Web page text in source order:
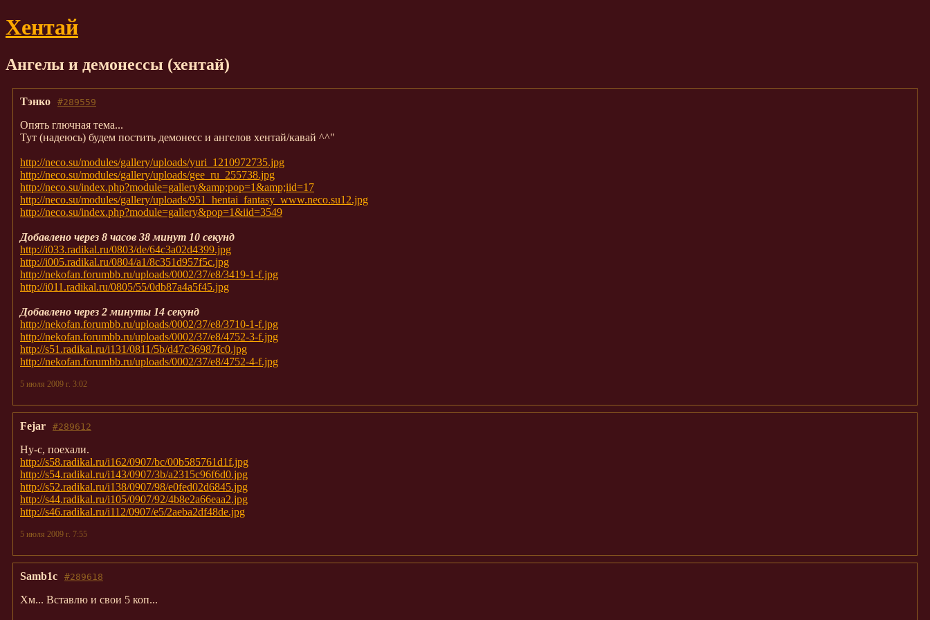
Хентай
Ангелы и демонессы (хентай)
#289559
Тэнко
Опять глючная тема...
Тут (надеюсь) будем постить демонесс и ангелов хентай/кавай ^^"
http://neco.su/modules/gallery/uploads/yuri_1210972735.jpg
http://neco.su/modules/gallery/uploads/gee_ru_255738.jpg
http://neco.su/index.php?module=gallery&amp;pop=1&amp;iid=17
http://neco.su/modules/gallery/uploads/951_hentai_fantasy_www.neco.su12.jpg
http://neco.su/index.php?module=gallery&pop=1&iid=3549
Добавлено через 8 часов 38 минут 10 секунд
http://i033.radikal.ru/0803/de/64c3a02d4399.jpg
http://i005.radikal.ru/0804/a1/8c351d957f5c.jpg
http://nekofan.forumbb.ru/uploads/0002/37/e8/3419-1-f.jpg
http://i011.radikal.ru/0805/55/0db87a4a5f45.jpg
Добавлено через 2 минуты 14 секунд
http://nekofan.forumbb.ru/uploads/0002/37/e8/3710-1-f.jpg
http://nekofan.forumbb.ru/uploads/0002/37/e8/4752-3-f.jpg
http://s51.radikal.ru/i131/0811/5b/d47c36987fc0.jpg
http://nekofan.forumbb.ru/uploads/0002/37/e8/4752-4-f.jpg
5 июля 2009 г. 3:02
#289612
Fejar
Ну-с, поехали.
http://s58.radikal.ru/i162/0907/bc/00b585761d1f.jpg
http://s54.radikal.ru/i143/0907/3b/a2315c96f6d0.jpg
http://s52.radikal.ru/i138/0907/98/e0fed02d6845.jpg
http://s44.radikal.ru/i105/0907/92/4b8e2a66eaa2.jpg
http://s46.radikal.ru/i112/0907/e5/2aeba2df48de.jpg
5 июля 2009 г. 7:55
#289618
Samb1c
Хм... Вставлю и свои 5 коп...